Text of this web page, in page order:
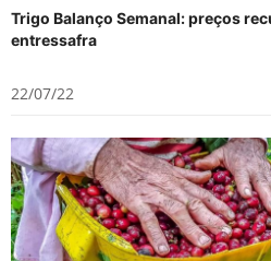
Trigo Balanço Semanal: preços
entressafra
22/07/22